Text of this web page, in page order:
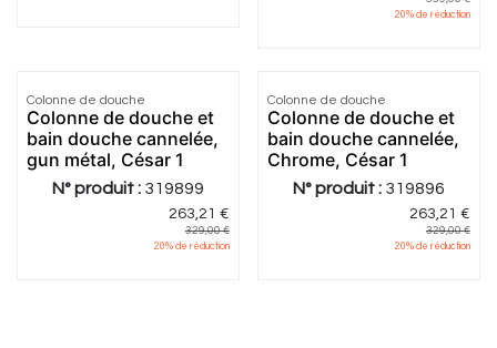
20% de réduction
Colonne de douche
Colonne de douche et
bain douche cannelée,
gun métal, César 1
N° produit : 319899
263,21 €
329,00€
20% de réduction
Colonne de douche
Colonne de douche et
bain douche cannelée,
Chrome, César 1
N° produit : 319896
263,21 €
329,00€
20% de réduction